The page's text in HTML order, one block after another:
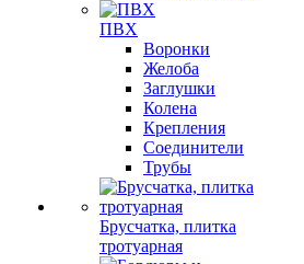
ПВХ
Воронки
Желоба
Заглушки
Колена
Крепления
Соединители
Трубы
Брусчатка, плитка
тротуарная